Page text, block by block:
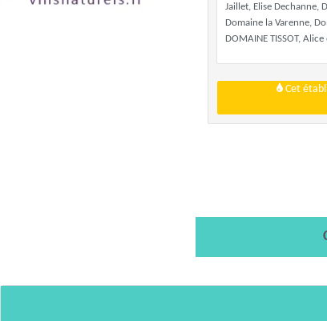
Jaillet, Elise Dechanne,
Domaine la Varenne,
DOMAINE TISSOT,
Cet